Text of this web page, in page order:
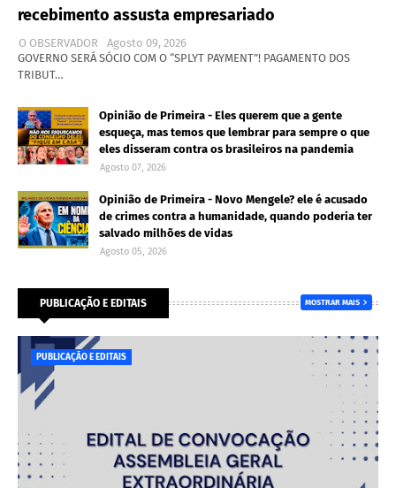
recebimento assusta empresariado
O OBSERVADOR
Agosto 09, 2026
GOVERNO SERÁ SÓCIO COM O “SPLYT PAYMENT”! PAGAMENTO DOS
TRIBUT…
Opinião de Primeira - Eles querem que a gente
esqueça, mas temos que lembrar para sempre o que
eles disseram contra os brasileiros na pandemia
Agosto 07, 2026
Opinião de Primeira - Novo Mengele? ele é acusado
de crimes contra a humanidade, quando poderia ter
salvado milhões de vidas
Agosto 05, 2026
PUBLICAÇÃO E EDITAIS MOSTRAR MAIS
PUBLICAÇÃO E EDITAIS